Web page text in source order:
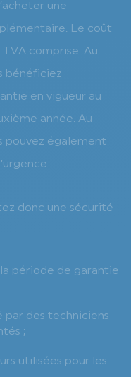
une
Le coût
comprise. Au
bénéficiez
en vigueur au
année. Au
pouvez également
donc une sécurité
période de garantie
des techniciens
;
utilisées pour les